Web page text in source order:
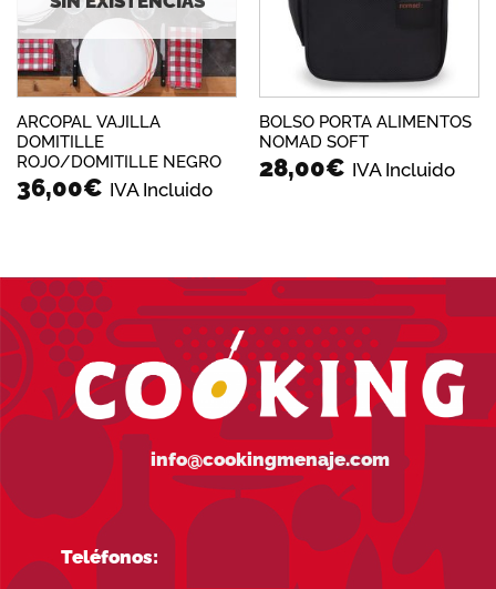
ARCOPAL VAJILLA
DOMITILLE
ROJO/DOMITILLE NEGRO
36,00€ IVA Incluido
BOLSO PORTA ALIMENTOS
NOMAD SOFT
28,00€ IVA Incluido
info@cookingmenaje.com
Teléfonos: